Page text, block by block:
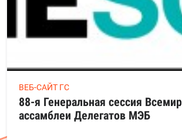
ВЕБ-САЙТ ГС
88-я Генеральная сессия
ассамблеи Делегатов МЭБ